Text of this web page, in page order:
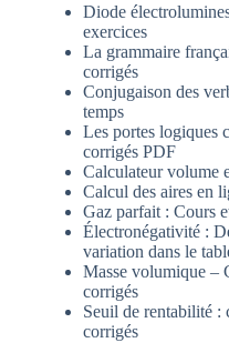
Diode
exercices
La grammaire
corrigés
Conjugaison des
temps
Les portes logiques
corrigés PDF
Calculateur volume
Calcul des aires en
Gaz parfait : Cours
Électronégativité :
variation dans le
Masse volumique –
corrigés
Seuil de rentabilité :
corrigés